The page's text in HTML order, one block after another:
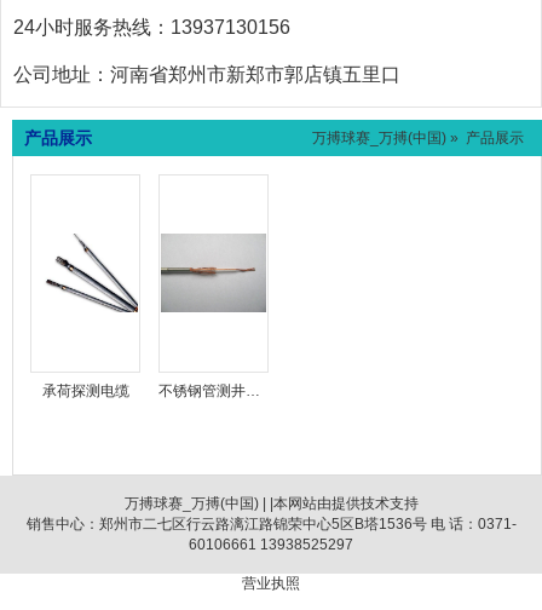
24小时服务热线： 13937130156
公司地址： 河南省郑州市新郑市郭店镇五里口
产品展示 万搏球赛_万搏(中国) » 产品展示
承荷探测电缆 不锈钢管测井电缆
万搏球赛_万搏(中国)
| |本网站由提供技术支持
销售中心：郑州市二七区行云路漓江路锦荣中心5区B塔1536号 电 话：0371-
60106661 13938525297
营业执照